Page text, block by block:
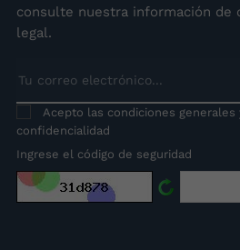
consulte nuestra información de
legal.
Acepto las condiciones generales
confidencialidad
Ingrese el código de seguridad